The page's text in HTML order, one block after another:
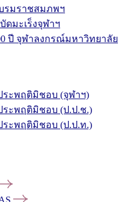
รมราชสมภพฯ
มะเร็งจุฬาฯ
ปี จุฬาลงกรณ์มหาวิทยาลัย
ระพฤติมิชอบ (จุฬาฯ)
ระพฤติมิชอบ (ป.ป.ช.)
ระพฤติมิชอบ (ป.ป.ท.)